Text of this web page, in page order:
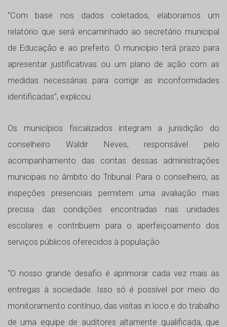
“Com base nos dados coletados, elaboramos um
relatório que será encaminhado ao secretário municipal
de Educação e ao prefeito. O município terá prazo para
apresentar justificativas ou um plano de ação com as
medidas necessárias para corrigir as inconformidades
identificadas”, explicou.
Os municípios fiscalizados integram a jurisdição do
conselheiro Waldir Neves, responsável pelo
acompanhamento das contas dessas administrações
municipais no âmbito do Tribunal. Para o conselheiro, as
inspeções presenciais permitem uma avaliação mais
precisa das condições encontradas nas unidades
escolares e contribuem para o aperfeiçoamento dos
serviços públicos oferecidos à população.
“O nosso grande desafio é aprimorar cada vez mais as
entregas à sociedade. Isso só é possível por meio do
monitoramento contínuo, das visitas in loco e do trabalho
de uma equipe de auditores altamente qualificada, que